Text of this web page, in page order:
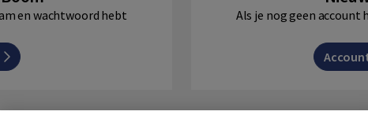
en wachtwoord hebt Als je nog geen account